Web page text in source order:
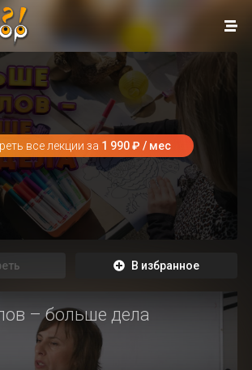
все лекции за 1 990 ₽ / мес
В избранное
– больше дела